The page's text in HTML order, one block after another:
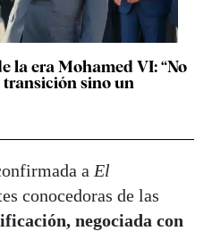
la era Mohamed VI: “No
transición sino un
a El
conocedoras de las
negociada con